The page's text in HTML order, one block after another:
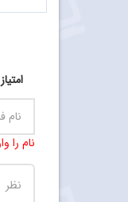
امتیاز
نام را